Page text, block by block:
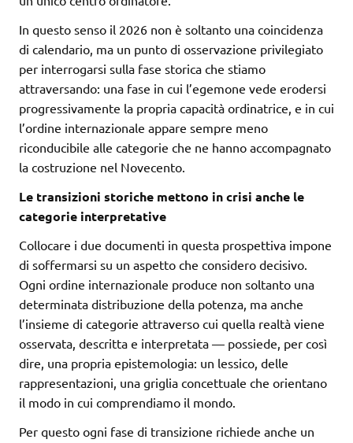
In questo senso il 2026 non è soltanto una coincidenza
di calendario, ma un punto di osservazione privilegiato
per interrogarsi sulla fase storica che stiamo
attraversando: una fase in cui l’egemone vede erodersi
progressivamente la propria capacità ordinatrice, e in cui
l’ordine internazionale appare sempre meno
riconducibile alle categorie che ne hanno accompagnato
la costruzione nel Novecento.
Le transizioni storiche mettono in crisi anche le
categorie interpretative
Collocare i due documenti in questa prospettiva impone
di soffermarsi su un aspetto che considero decisivo.
Ogni ordine internazionale produce non soltanto una
determinata distribuzione della potenza, ma anche
l’insieme di categorie attraverso cui quella realtà viene
osservata, descritta e interpretata — possiede, per così
dire, una propria epistemologia: un lessico, delle
rappresentazioni, una griglia concettuale che orientano
il modo in cui comprendiamo il mondo.
Per questo ogni fase di transizione richiede anche un